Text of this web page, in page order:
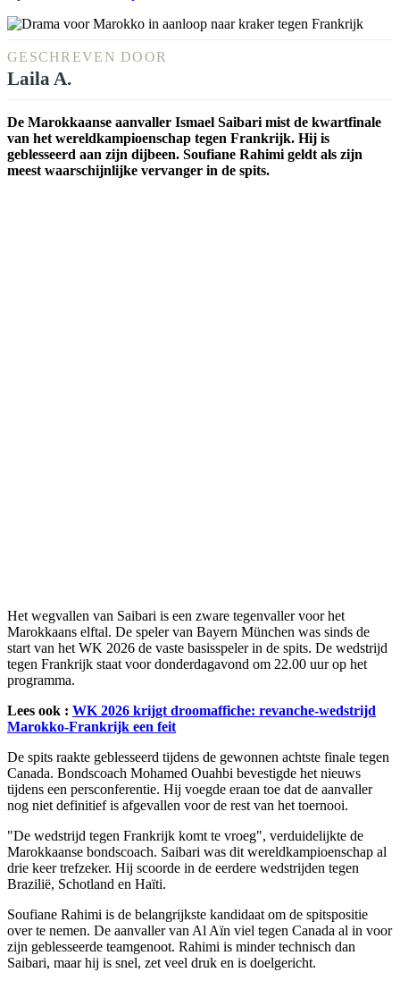
GESCHREVEN DOOR
Laila A.
De Marokkaanse aanvaller Ismael Saibari mist de kwartfinale
van het wereldkampioenschap tegen Frankrijk. Hij is
geblesseerd aan zijn dijbeen. Soufiane Rahimi geldt als zijn
meest waarschijnlijke vervanger in de spits.
Het wegvallen van Saibari is een zware tegenvaller voor het
Marokkaans elftal. De speler van Bayern München was sinds de
start van het WK 2026 de vaste basisspeler in de spits. De wedstrijd
tegen Frankrijk staat voor donderdagavond om 22.00 uur op het
programma.
Lees ook : WK 2026 krijgt droomaffiche: revanche-wedstrijd
Marokko-Frankrijk een feit
De spits raakte geblesseerd tijdens de gewonnen achtste finale tegen
Canada. Bondscoach Mohamed Ouahbi bevestigde het nieuws
tijdens een persconferentie. Hij voegde eraan toe dat de aanvaller
nog niet definitief is afgevallen voor de rest van het toernooi.
"De wedstrijd tegen Frankrijk komt te vroeg", verduidelijkte de
Marokkaanse bondscoach. Saibari was dit wereldkampioenschap al
drie keer trefzeker. Hij scoorde in de eerdere wedstrijden tegen
Brazilië, Schotland en Haïti.
Soufiane Rahimi is de belangrijkste kandidaat om de spitspositie
over te nemen. De aanvaller van Al Aïn viel tegen Canada al in voor
zijn geblesseerde teamgenoot. Rahimi is minder technisch dan
Saibari, maar hij is snel, zet veel druk en is doelgericht.